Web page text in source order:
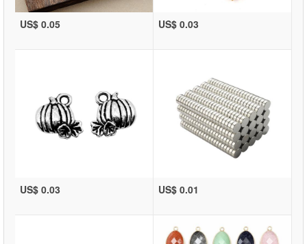
US$ 0.05 US$ 0.03
US$ 0.03 US$ 0.01